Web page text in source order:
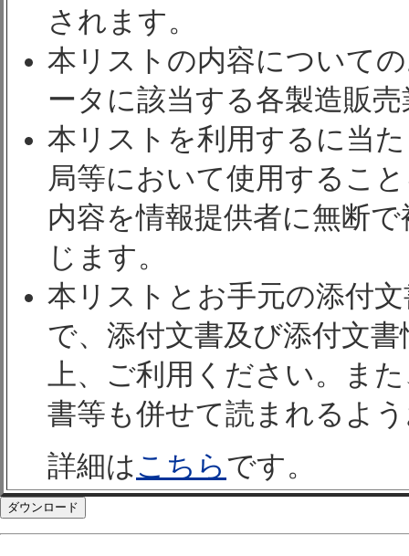
されます。
本リストの内容について
ータに該当する各製造販
本リストを利用するに当
局等において使用するこ
内容を情報提供者に無断
じます。
本リストとお手元の添付
で、添付文書及び添付文
上、ご利用ください。ま
書等も併せて読まれるよ
詳細は こちら です。